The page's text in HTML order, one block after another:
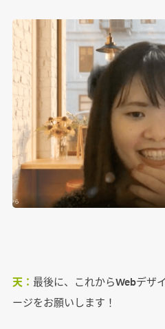
天： 最後に、これからWebデザ
ージをお願いします！